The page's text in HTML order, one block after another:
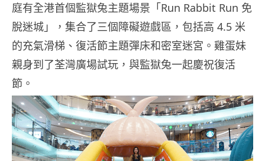
庭有全港首個監獄兔主題場景「Run Rabbit Run 免
脫迷城」，集合了三個障礙遊戲區，包括高 4.5 米
的充氣滑梯、復活節主題彈床和密室迷宮。雞蛋妹
親身到了荃灣廣場試玩，與監獄兔一起慶祝復活
節。